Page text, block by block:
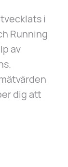
i
Running
av
dig att